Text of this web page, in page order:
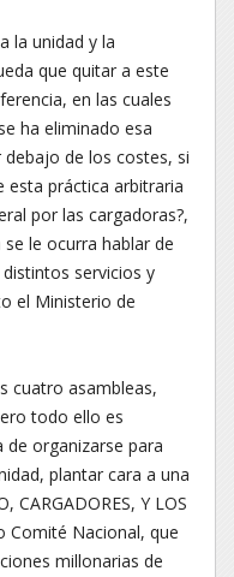
la unidad y la
que quitar a este
en las cuales
ha eliminado esa
de los costes, si
esta práctica arbitraria
por las cargadoras?,
le ocurra hablar de
servicios y
el Ministerio de
cuatro asambleas,
todo ello es
organizarse para
plantar cara a una
Y LOS
Comité Nacional, que
millonarias de